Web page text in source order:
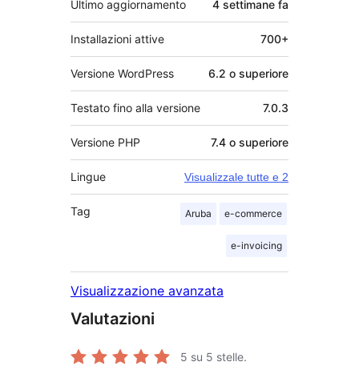
Ultimo aggiornamento 4 settimane fa
Installazioni attive 700+
Versione WordPress 6.2 o superiore
Testato fino alla versione 7.0.3
Versione PHP 7.4 o superiore
Lingue Visualizzale tutte e 2
Tag Aruba e-commerce
e-invoicing
Visualizzazione avanzata
Valutazioni
5 su 5 stelle.